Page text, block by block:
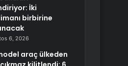
İki
birbirine
6, 2026
araç ülkeden